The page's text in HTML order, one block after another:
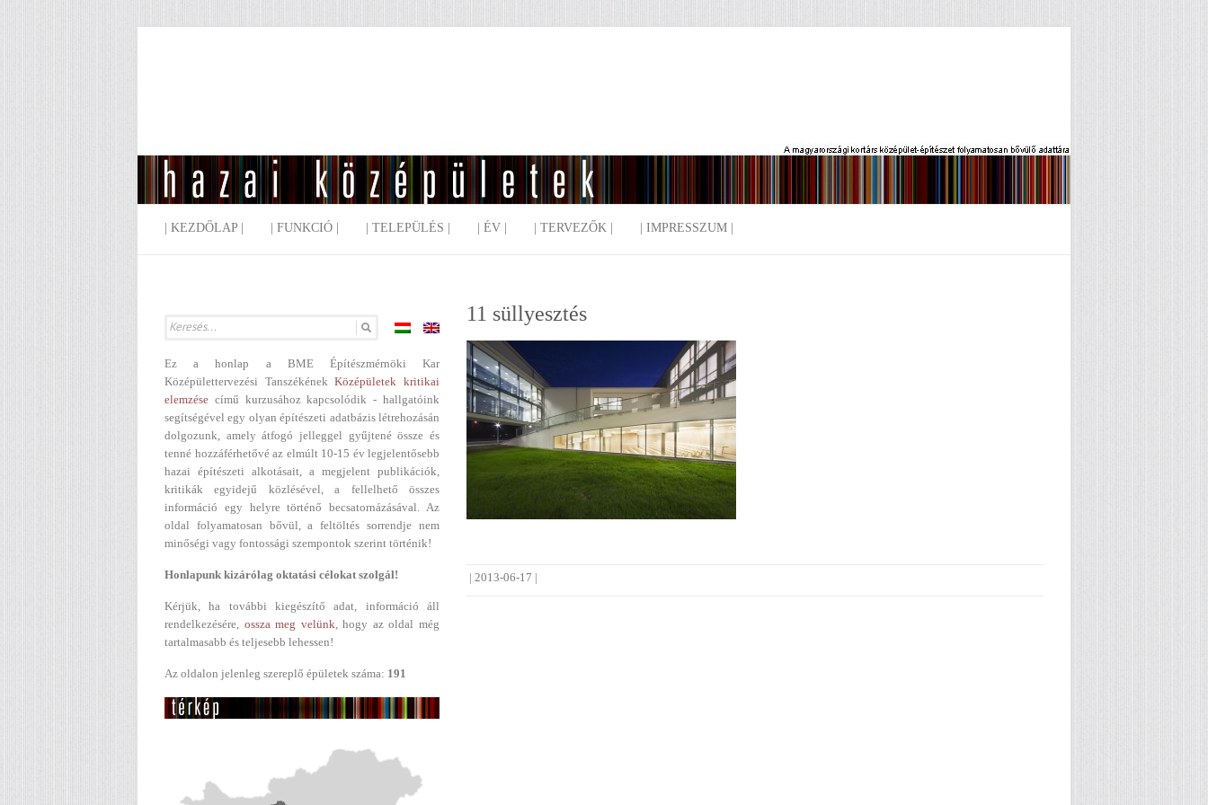
| KEZDŐLAP | | FUNKCIÓ | | TELEPÜLÉS | | ÉV | | TERVEZŐK | | IMPRESSZUM |
11 süllyesztés
|2013-06-17 |
Ez a honlap a BME Építészmérnöki Kar
Középülettervezési TanszékénekKözépületek kritikai
elemzése című kurzusához kapcsolódik - hallgatóink
segítségével egy olyan építészeti adatbázis létrehozásán
dolgozunk, amely átfogó jelleggel gyűjtené össze és
tenné hozzáférhetővé az elmúlt 10-15 év legjelentősebb
hazai építészeti alkotásait, a megjelent publikációk,
kritikák egyidejű közlésével, a fellelhető összes
információ egy helyre történő becsatornázásával. Az
oldal folyamatosan bővül, a feltöltés sorrendje nem
minőségi vagy fontossági szempontok szerint történik!
Honlapunk kizárólag oktatási célokat szolgál!
Kérjük, ha további kiegészítő adat, információ áll
rendelkezésére, ossza meg velünk, hogy az oldal még
tartalmasabb és teljesebb lehessen!
Az oldalon jelenleg szereplő épületek száma: 191